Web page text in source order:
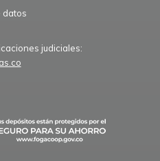
datos
judiciales: